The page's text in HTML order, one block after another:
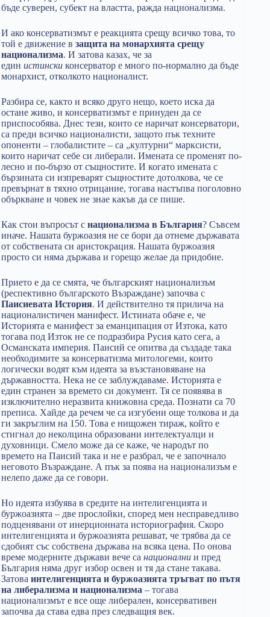
бъде суверен, субект на властта, ражда национализма.
И ако консерватизмът е реакцията срещу всичко това, то
той е движение в защита на монархията срещу
национализма. И затова казах, че за
един истински консерватор е много по-нормално да бъде
монархист, отколкото националист.
Разбира се, както и всяко друго нещо, което иска да
остане живо, и консерватизмът е принуден да се
приспособява. Днес тези, които се наричат консерватори,
са преди всичко националисти, защото пък техните
опоненти – глобалистите – са „културни“ марксисти,
които наричат себе си либерали. Имената се променят по-
лесно и по-бързо от същностите. И когато имената с
бързината си изпреварят същностите дотолкова, че се
превърнат в тяхно отрицание, тогава настъпва поголовно
объркване и човек не знае какъв да се пише.
Как стои въпросът с национализма в България? Съвсем
иначе. Нашата буржоазия не се бори да отнеме държавата
от собствената си аристокрация. Нашата буржоазия
просто си няма държава и горещо желае да придобие.
Прието е да се смята, че българският национализъм
(респективно българското Възраждане) започва с
Паисиевата История. И действително тя прилича на
националистичен манифест. Истината обаче е, че
Историята е манифест за еманципация от Изтока, като
тогава под Изток не се подразбира Русия като сега, а
Османската империя. Паисий се опитва да създаде така
необходимите за консерватизма митологеми, които
логически водят към идеята за възстановяване на
държавността. Нека не се заблуждаваме. Историята е
един странен за времето си документ. Тя се появява в
изключително неразвита книжовна среда. Познати са 70
преписа. Хайде да речем че са изгубени още толкова и да
ги закръглим на 150. Това е нищожен тираж, който е
стигнал до неколцина образовани интелектуалци и
духовници. Смело може да се каже, че народът по
времето на Паисий така и не е разбрал, че е започнало
неговото Възраждане. А пък за поява на национализъм е
нелепо даже да се говори.
Но идеята избуява в средите на интелигенцията и
буржоазията – две прослойки, според мен несправедливо
подценявани от инерционната историография. Скоро
интелигенцията и буржоазията решават, че трябва да се
сдобият със собствена държава на всяка цена. По онова
време модерните държави вече са национални и пред
България няма друг избор освен и тя да стане такава.
Затова интелигенцията и буржоазията тръгват по пътя
на либерализма и национализма – тогава
национализмът е все още либерален, консервативен
започва да става едва през следващия век.